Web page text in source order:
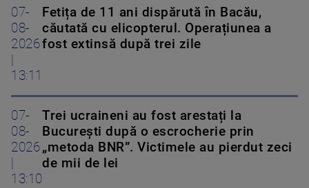
07-
08-
2026
13:11
Fetița de 11 ani dispărută în Bacău,
căutată cu elicopterul. Operațiunea a
fost extinsă după trei zile
07-
08-
2026
13:10
Trei ucraineni au fost arestați la
București după o escrocherie prin
„metoda BNR”. Victimele au pierdut zeci
de mii de lei